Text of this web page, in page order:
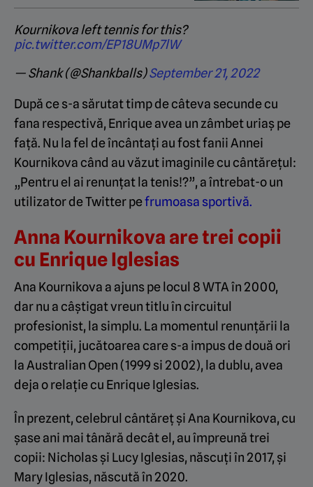
Kournikova left tennis for this?
pic.twitter.com/EP18UMp7lW
— Shank (@Shankballs)September 21, 2022
După ce s-a sărutat timp de câteva secunde cu
fana respectivă, Enrique avea un zâmbet uriaș pe
față. Nu la fel de încântați au fost fanii Annei
Kournikova când au văzut imaginile cu cântărețul:
„Pentru el ai renunțat la tenis!?”, a întrebat-o un
utilizator de Twitter pefrumoasa sportivă.
Anna Kournikova are trei copii
cu Enrique Iglesias
Ana Kournikova a ajuns pe locul 8 WTA în 2000,
dar nu a câștigat vreun titlu în circuitul
profesionist, la simplu. La momentul renunțării la
competiții, jucătoarea care s-a impus de două ori
la Australian Open (1999 si 2002), la dublu, avea
deja o relație cu Enrique Iglesias.
În prezent, celebrul cântăreț și Ana Kournikova, cu
șase ani mai tânără decât el, au împreună trei
copii: Nicholas și Lucy Iglesias, născuți în 2017, și
Mary Iglesias, născută în 2020.